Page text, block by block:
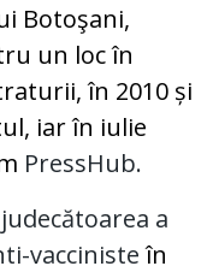
Botoşani,
un loc în
în 2010 și
iar în iulie
PressHub.
judecătoarea a
vaccinisteîn